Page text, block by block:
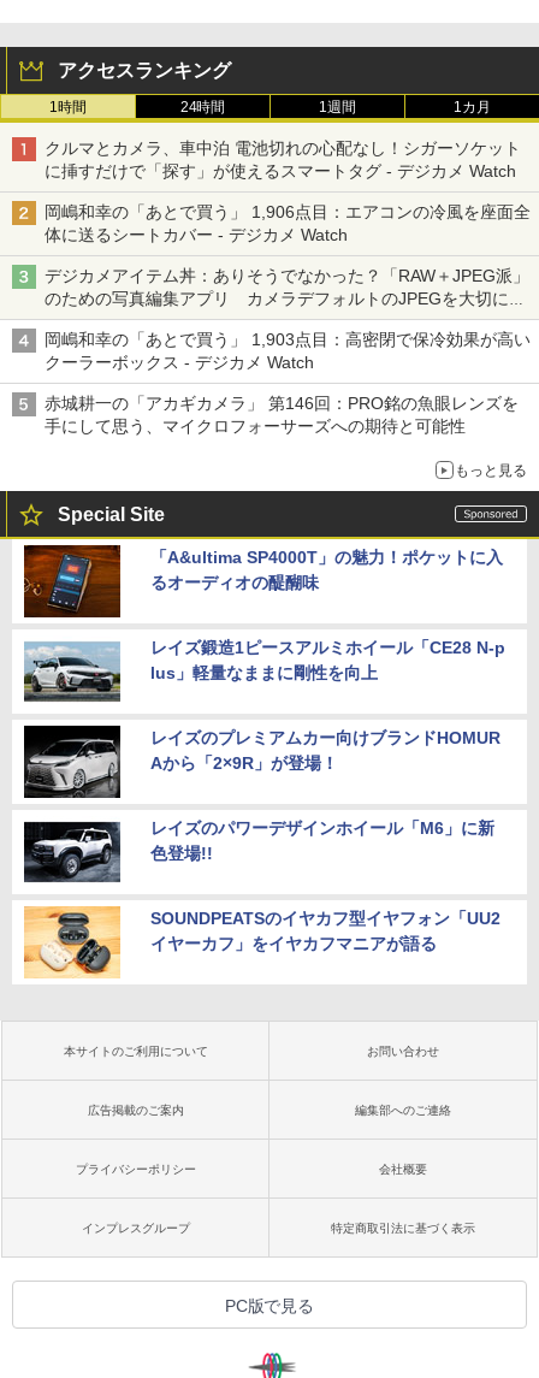
アクセスランキング
1時間 24時間 1週間 1カ月
クルマとカメラ、車中泊 電池切れの心配なし！シガーソケット
に挿すだけで「探す」が使えるスマートタグ - デジカメ Watch
岡嶋和幸の「あとで買う」 1,906点目：エアコンの冷風を座面全
体に送るシートカバー - デジカメ Watch
デジカメアイテム丼：ありそうでなかった？「RAW＋JPEG派」
のための写真編集アプリ カメラデフォルトのJPEGを大切にす
る「Filmator」
岡嶋和幸の「あとで買う」 1,903点目：高密閉で保冷効果が高い
クーラーボックス - デジカメ Watch
赤城耕一の「アカギカメラ」 第146回：PRO銘の魚眼レンズを
手にして思う、マイクロフォーサーズへの期待と可能性
もっと見る
Special Site
「A&ultima SP4000T」の魅力！ポケットに入
るオーディオの醍醐味
レイズ鍛造1ピースアルミホイール「CE28 N-p
lus」軽量なままに剛性を向上
レイズのプレミアムカー向けブランドHOMUR
Aから「2×9R」が登場！
レイズのパワーデザインホイール「M6」に新
色登場!!
SOUNDPEATSのイヤカフ型イヤフォン「UU2
イヤーカフ」をイヤカフマニアが語る
本サイトのご利用について お問い合わせ
広告掲載のご案内 編集部へのご連絡
プライバシーポリシー 会社概要
インプレスグループ 特定商取引法に基づく表示
PC版で見る